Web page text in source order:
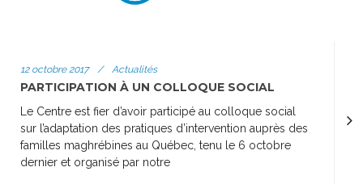
12 octobre 2017 / Actualités
PARTICIPATION À UN COLLOQUE SOCIAL
Le Centre est fier d’avoir participé au colloque social
sur l’adaptation des pratiques d’intervention auprès des
familles maghrébines au Québec, tenu le 6 octobre
dernier et organisé par notre